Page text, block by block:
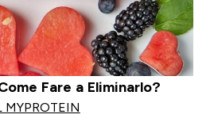
Fare a Eliminarlo?
MYPROTEIN